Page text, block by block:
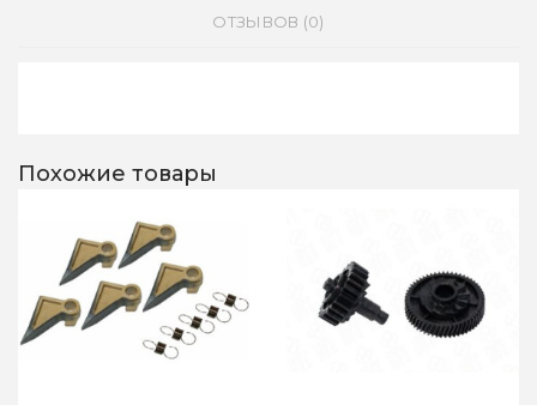
ОТЗЫВОВ (0)
Похожие товары